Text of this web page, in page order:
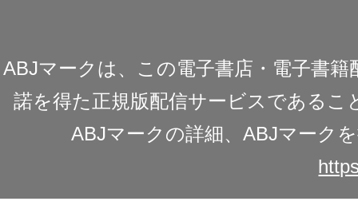
ABJマークは、この電子書店・電子書
諾を得た正規版配信サービスであるこ
ABJマークの詳細、ABJマーク